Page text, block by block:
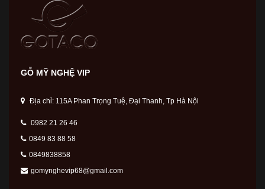
GỖ MỸ NGHỆ VIP
Địa chỉ: 115A Phan Trọng Tuệ, Đại Thanh, Tp Hà Nội
0982 21 26 46
0849 83 88 58
0849838858
gomynghevip68@gmail.com